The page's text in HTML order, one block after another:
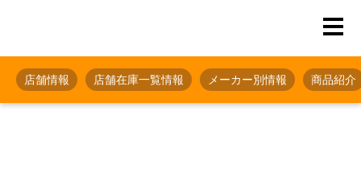
店舗情報 店舗在庫一覧情報 メーカー別情報 商品紹介